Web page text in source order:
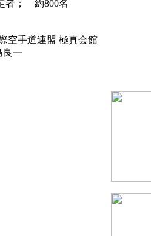
； 約800名
空手道連盟 極真会館